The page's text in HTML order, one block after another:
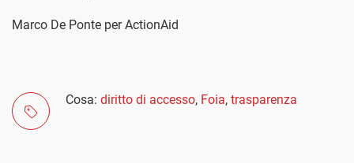
Marco De Ponte per ActionAid
Cosa: diritto di accesso, Foia, trasparenza